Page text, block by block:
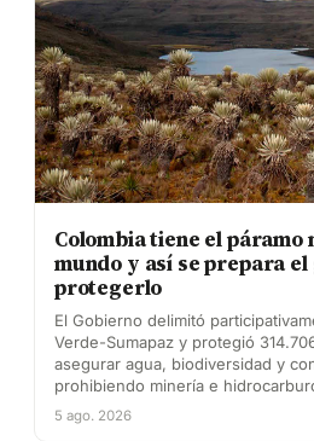
Colombia tiene el páramo
mundo y así se prepara
protegerlo
El Gobierno delimitó
Verde-Sumapaz y protegió
asegurar agua, biodiversidad y
prohibiendo minería e
5 ago. 2026